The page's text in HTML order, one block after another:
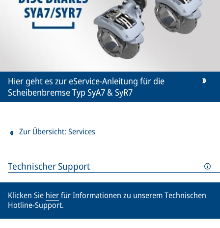
Technischer Support
Klicken Sie hierfür Informationen zu unserem Technischen
Hotline-Support.
Hier geht es zur eService-Anleitung für die
Scheibenbremse Typ SyA7 & SyR7
Zur Übersicht: Services